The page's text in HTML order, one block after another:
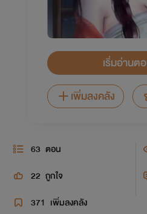
เริ่มอ่านต
เพิ่มลงคลัง
63 ตอน
22 ถูกใจ
371 เพิ่มลงคลัง